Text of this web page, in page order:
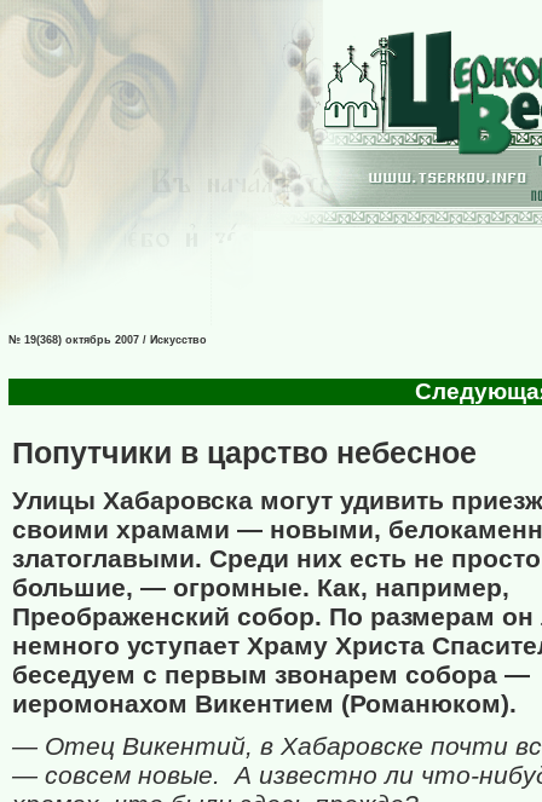
№ 19(368) октябрь 2007 / Искусство
Попутчики в царство небесное
Улицы Хабаровска могут удивить
своими храмами — новыми,
златоглавыми. Среди них есть не просто
большие, — огромные. Как, например,
Преображенский собор. По размерам
немного уступает Храму Христа
беседуем с первым звонарем собора —
иеромонахом Викентием (Романюком).
— Отец Викентий, в Хабаровске почти
— совсем новые. А известно ли что-